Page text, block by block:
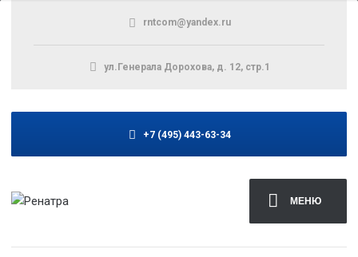
МЕНЮ
rntcom@yandex.ru
ул.Генерала Дорохова, д. 12, стр.1
+7 (495) 443-63-34